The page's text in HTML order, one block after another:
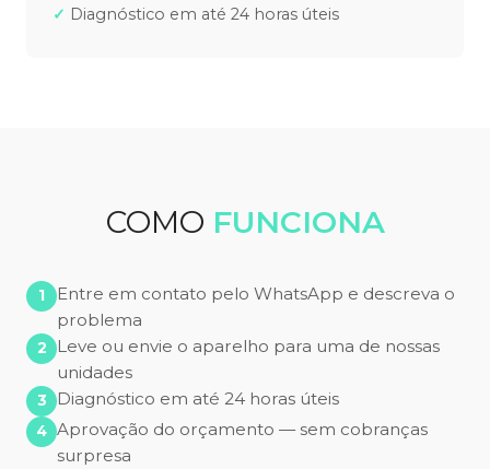
Diagnóstico em até 24 horas úteis
COMO FUNCIONA
Entre em contato pelo WhatsApp e descreva o
problema
Leve ou envie o aparelho para uma de nossas
unidades
Diagnóstico em até 24 horas úteis
Aprovação do orçamento — sem cobranças
surpresa